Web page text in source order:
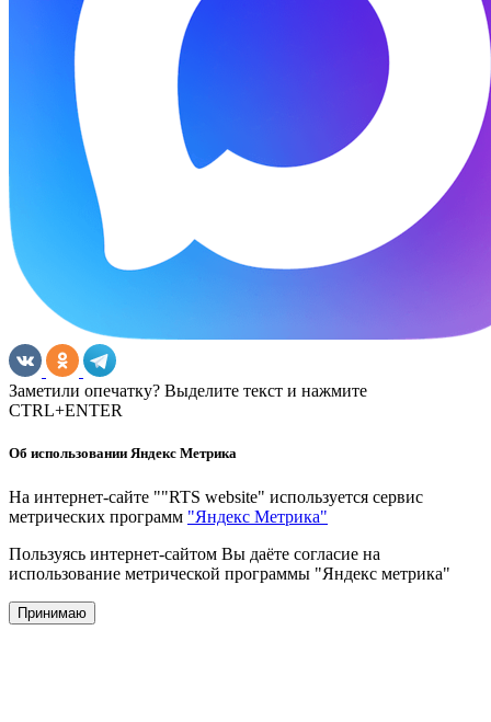
Заметили опечатку? Выделите текст и нажмите
CTRL+ENTER
Об использовании Яндекс Метрика
На интернет-сайте ""RTS website" используется сервис
метрических программ "Яндекс Метрика"
Пользуясь интернет-сайтом Вы даёте согласие на
использование метрической программы "Яндекс метрика"
Принимаю